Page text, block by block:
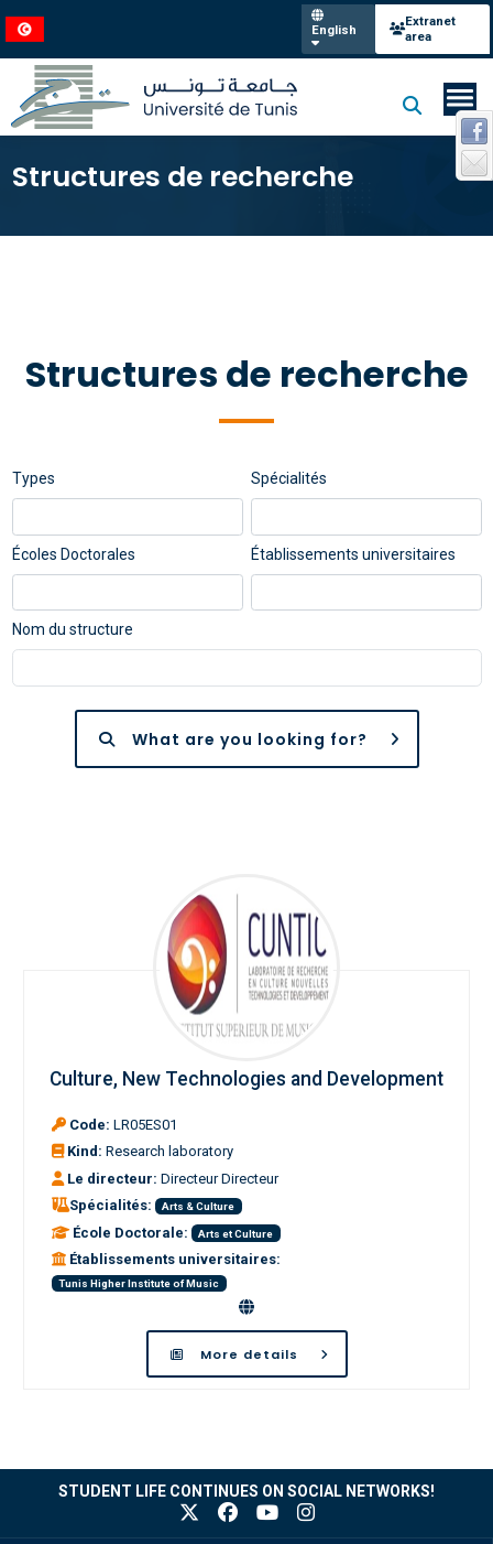
English
Extranet
area
Structures de recherche
Structures de recherche
Types Spécialités
Écoles Doctorales Établissements universitaires
Nom du structure
What are you looking for?
Culture, New Technologies and Development
Code: LR05ES01
Kind: Research laboratory
Le directeur: Directeur Directeur
Spécialités:
Arts & Culture
École Doctorale: Arts et Culture
Établissements universitaires:
Tunis Higher Institute of Music
More details
STUDENT LIFE CONTINUES ON SOCIAL NETWORKS!